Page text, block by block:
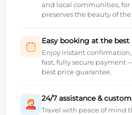
and local communities,
preserves the beauty of the
Easy booking at the best
Enjoy instant
fast, fully secure payment
best price guarantee.
24/7 assistance &
Travel with peace of mind